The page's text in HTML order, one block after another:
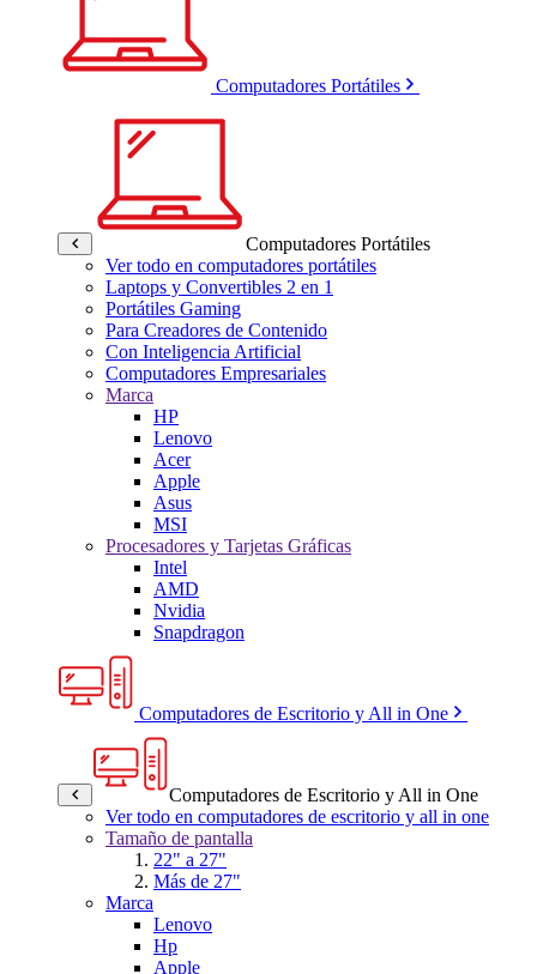
Computadores Portátiles
Computadores Portátiles
Ver todo en computadores portátiles
Laptops y Convertibles 2 en 1
Portátiles Gaming
Para Creadores de Contenido
Con Inteligencia Artificial
Computadores Empresariales
Marca
HP
Lenovo
Acer
Apple
Asus
MSI
Procesadores y Tarjetas Gráficas
Intel
AMD
Nvidia
Snapdragon
Computadores de Escritorio y All in One
Computadores de Escritorio y All in One
Ver todo en computadores de escritorio y all in one
Tamaño de pantalla
22" a 27"
Más de 27"
Marca
Lenovo
Hp
Apple